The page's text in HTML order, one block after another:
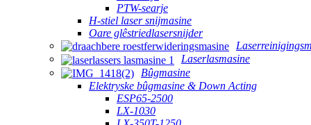
PTW-searje
H-stiel laser snijmasine
Oare glêstriedlasersnijder
Laserlasmasine
Bûgmasine
Elektryske bûgmasine & Down Acting
ESP65-2500
LX-1030